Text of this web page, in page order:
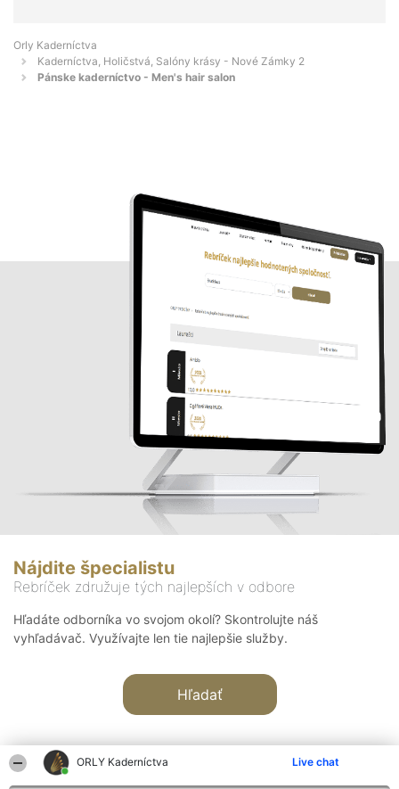
ORLY Kaderníctva Live chat
Orly Kaderníctva
Kaderníctva, Holičstvá, Salóny krásy - Nové Zámky 2
Pánske kaderníctvo - Men's hair salon
Nájdite špecialistu
Rebríček združuje tých najlepších v odbore
Hľadáte odborníka vo svojom okolí? Skontrolujte náš
vyhľadávač. Využívajte len tie najlepšie služby.
Hľadať